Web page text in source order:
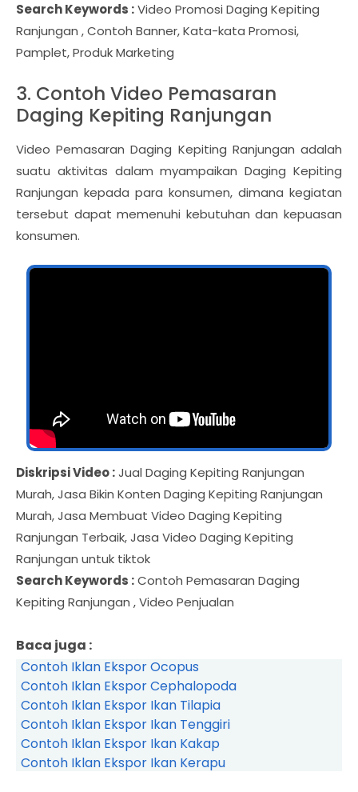
Search Keywords :Video Promosi Daging Kepiting
Ranjungan , Contoh Banner, Kata-kata Promosi,
Pamplet, Produk Marketing
3. Contoh Video Pemasaran
Daging Kepiting Ranjungan
Video Pemasaran Daging Kepiting Ranjungan adalah
suatu aktivitas dalam myampaikan Daging Kepiting
Ranjungan kepada para konsumen, dimana kegiatan
tersebut dapat memenuhi kebutuhan dan kepuasan
konsumen.
Diskripsi Video :Jual Daging Kepiting Ranjungan
Murah, Jasa Bikin Konten Daging Kepiting Ranjungan
Murah, Jasa Membuat Video Daging Kepiting
Ranjungan Terbaik, Jasa Video Daging Kepiting
Ranjungan untuk tiktok
Search Keywords :Contoh Pemasaran Daging
Kepiting Ranjungan , Video Penjualan
Baca juga :
Contoh Iklan Ekspor Ocopus
Contoh Iklan Ekspor Cephalopoda
Contoh Iklan Ekspor Ikan Tilapia
Contoh Iklan Ekspor Ikan Tenggiri
Contoh Iklan Ekspor Ikan Kakap
Contoh Iklan Ekspor Ikan Kerapu